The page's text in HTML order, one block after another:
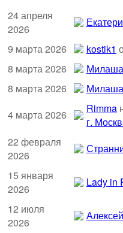
24 апреля
2026
9 марта 2026
kostik1
8 марта 2026
Милаша
8 марта 2026
Милаша
4 марта 2026
Rimma
г.
22 февраля
2026
15 января
2026
Lady in
12 июля
2026
Алексей